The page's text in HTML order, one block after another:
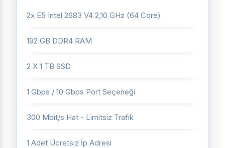
2x E5 Intel 2683 V4 2,10 GHz (64 Core)
192 GB DDR4 RAM
2 X 1 TB SSD
1 Gbps / 10 Gbps Port Seçeneği
300 Mbit/s Hat - Limitsiz Trafik
1 Adet Ücretsiz İp Adresi